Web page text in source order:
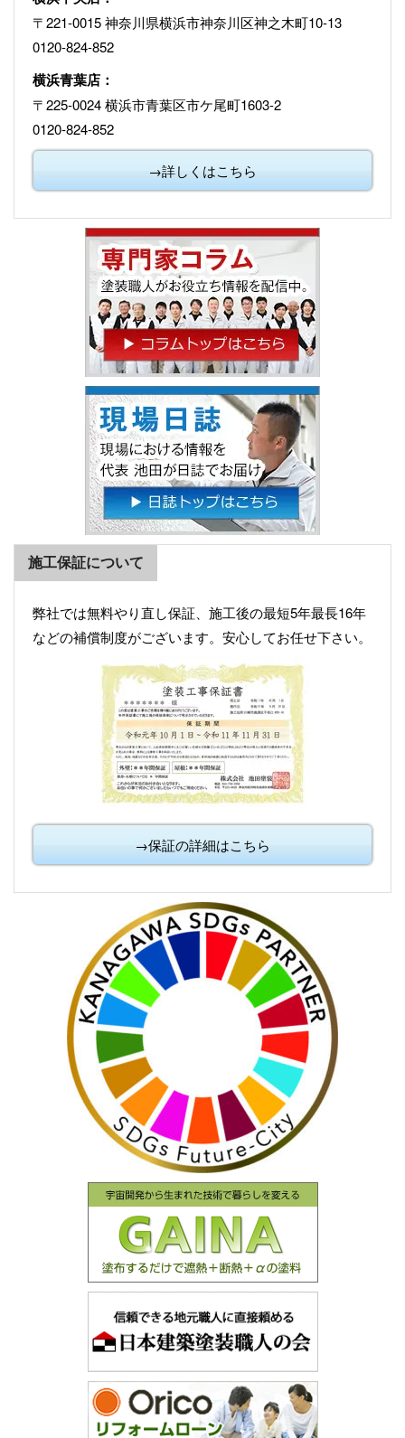
〒221-0015 神奈川県横浜市神奈川区神之木町10-13
0120-824-852
横浜青葉店：
〒225-0024 横浜市青葉区市ケ尾町1603-2
0120-824-852
→詳しくはこちら
施工保証について
弊社では無料やり直し保証、施工後の最短5年最長16年
などの補償制度がございます。安心してお任せ下さい。
→保証の詳細はこちら